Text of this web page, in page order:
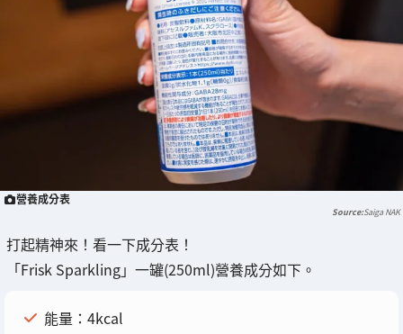
營養成分表
Saiga NAK
打起精神來！看一下成分表！
「Frisk Sparkling」一罐(250ml)營養成分如下。
能量：4kcal